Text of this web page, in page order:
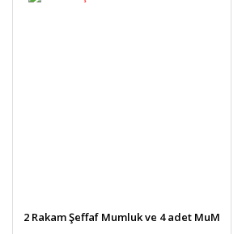
2 Rakam Şeffaf Mumluk ve 4 adet MuM